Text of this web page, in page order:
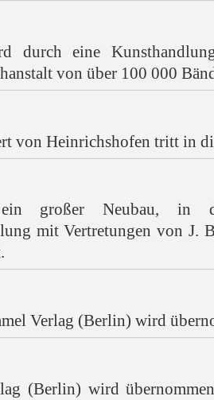
durch eine
von über 100 000
von Heinrichshofen tritt in
großer Neubau, in
mit Vertretungen von J.
Verlag (Berlin) wird
(Berlin) wird